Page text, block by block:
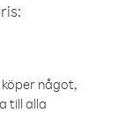
något,
till alla